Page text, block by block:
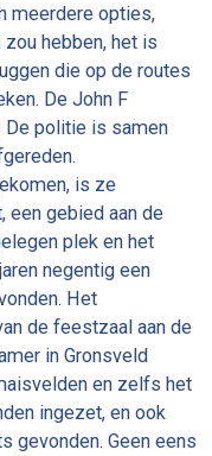
meerdere opties,
hebben, het is
die op de routes
De John F
De politie is samen
is ze
een gebied aan de
plek en het
negentig een
Het
de feestzaal aan de
in Gronsveld
en zelfs het
ingezet, en ook
gevonden. Geen eens